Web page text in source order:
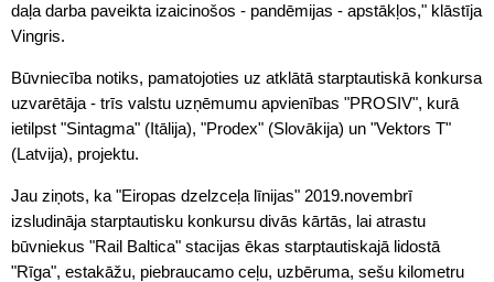
daļa darba paveikta izaicinošos - pandēmijas - apstākļos," klāstīja
Vingris.
Būvniecība notiks, pamatojoties uz atklātā starptautiskā konkursa
uzvarētāja - trīs valstu uzņēmumu apvienības "PROSIV", kurā
ietilpst "Sintagma" (Itālija), "Prodex" (Slovākija) un "Vektors T"
(Latvija), projektu.
Jau ziņots, ka "Eiropas dzelzceļa līnijas" 2019.novembrī
izsludināja starptautisku konkursu divās kārtās, lai atrastu
būvniekus "Rail Baltica" stacijas ēkas starptautiskajā lidostā
"Rīga", estakāžu, piebraucamo ceļu, uzbēruma, sešu kilometru